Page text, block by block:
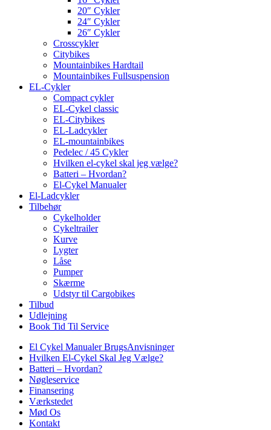
20″ Cykler
24″ Cykler
26″ Cykler
Crosscykler
Citybikes
Mountainbikes Hardtail
Mountainbikes Fullsuspension
EL-Cykler
Compact cykler
EL-Cykel classic
EL-Citybikes
EL-Ladcykler
EL-mountainbikes
Pedelec / 45 Cykler
Hvilken el-cykel skal jeg vælge?
Batteri – Hvordan?
El-Cykel Manualer
El-Ladcykler
Tilbehør
Cykelholder
Cykeltrailer
Kurve
Lygter
Låse
Pumper
Skærme
Udstyr til Cargobikes
Tilbud
Udlejning
Book Tid Til Service
El Cykel Manualer BrugsAnvisninger
Hvilken El-Cykel Skal Jeg Vælge?
Batteri – Hvordan?
Nøgleservice
Finansering
Værkstedet
Mød Os
Kontakt